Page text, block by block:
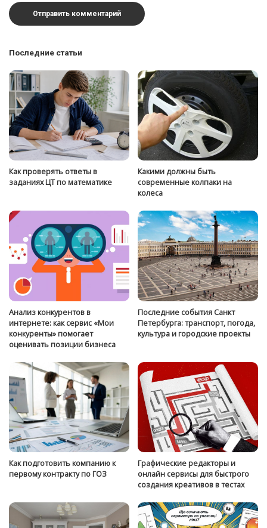
Последние статьи
Как проверять ответы в
заданиях ЦТ по математике
Какими должны быть
современные колпаки на
колеса
Анализ конкурентов в
интернете: как сервис «Мои
конкуренты» помогает
оценивать позиции бизнеса
Последние события Санкт
Петербурга: транспорт, погода,
культура и городские проекты
Как подготовить компанию к
первому контракту по ГОЗ
Графические редакторы и
онлайн сервисы для быстрого
создания креативов в тестах